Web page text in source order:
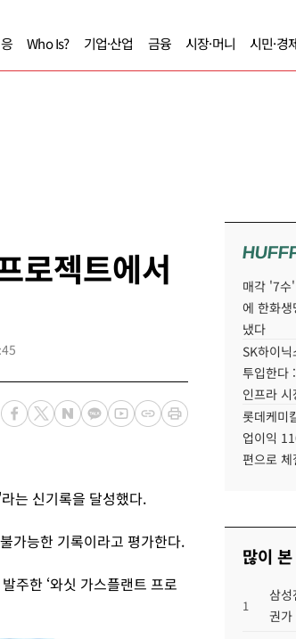
Who Is? 기업·산업 금융 시장·머니 시민·경
로젝트에서
는 신기록을 달성했다.
가능한 기록이라고 평가한다.
주한 ‘와싯 가스플랜트 프로
매각 '7수
에 한화생
냈다
SK하이
투입한다
인프라
롯데케미
업이익
편으로
많이
1
삼성
권